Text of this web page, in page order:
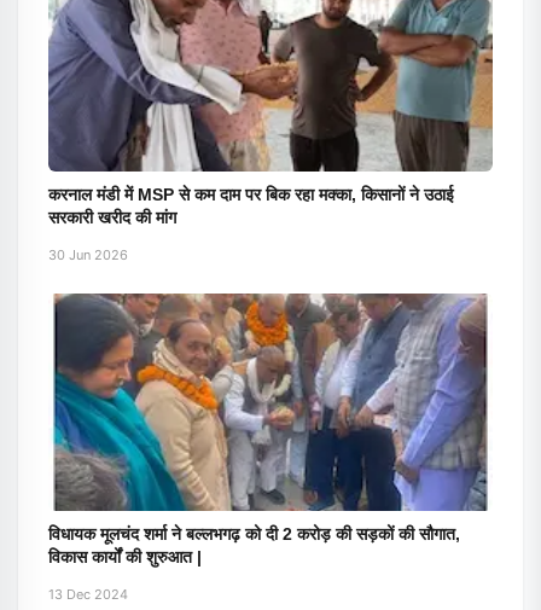
करनाल मंडी में MSP से कम दाम पर बिक रहा मक्का, किसानों ने उठाई
सरकारी खरीद की मांग
30 Jun 2026
विधायक मूलचंद शर्मा ने बल्लभगढ़ को दी 2 करोड़ की सड़कों की सौगात,
विकास कार्यों की शुरुआत |
13 Dec 2024